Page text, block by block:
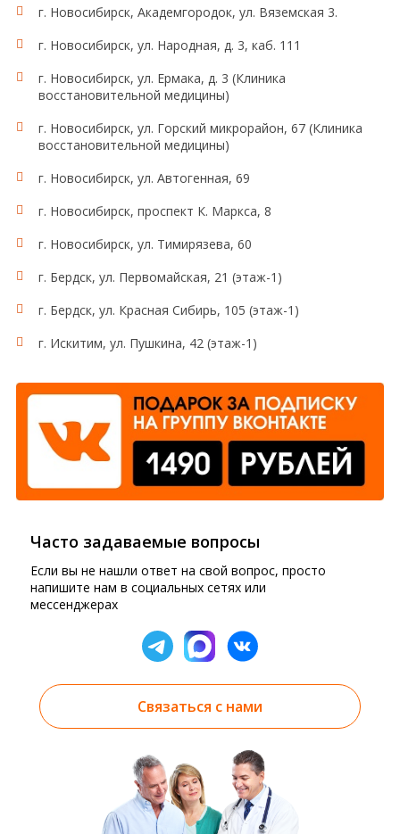
г. Новосибирск, Академгородок, ул. Вяземская 3.
г. Новосибирск, ул. Народная, д. 3, каб. 111
г. Новосибирск, ул. Ермака, д. 3 (Клиника
восстановительной медицины)
г. Новосибирск, ул. Горский микрорайон, 67 (Клиника
восстановительной медицины)
г. Новосибирск, ул. Автогенная, 69
г. Новосибирск, проспект К. Маркса, 8
г. Новосибирск, ул. Тимирязева, 60
г. Бердск, ул. Первомайская, 21 (этаж-1)
г. Бердск, ул. Красная Сибирь, 105 (этаж-1)
г. Искитим, ул. Пушкина, 42 (этаж-1)
Часто задаваемые вопросы
Если вы не нашли ответ на свой вопрос, просто
напишите нам в социальных сетях или
мессенджерах
Связаться с нами